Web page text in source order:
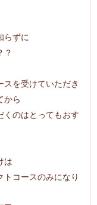
らずに
？
を受けていただき
から
くのはとってもおす
は
コースのみになり